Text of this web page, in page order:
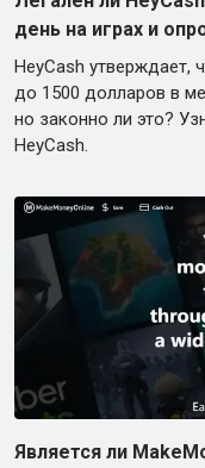
день на играх и
HeyCash утверждает,
до 1500 долларов в
но законно ли это?
HeyCash.
Является ли